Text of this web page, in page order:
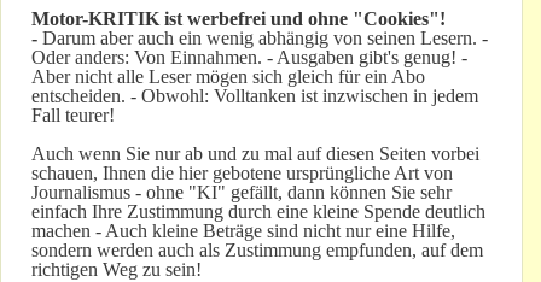
Motor-KRITIK ist werbefrei und ohne "Cookies"!
- Darum aber auch ein wenig abhängig von seinen Lesern. -
Oder anders: Von Einnahmen. - Ausgaben gibt's genug! -
Aber nicht alle Leser mögen sich gleich für ein Abo
entscheiden. - Obwohl: Volltanken ist inzwischen in jedem
Fall teurer!
Auch wenn Sie nur ab und zu mal auf diesen Seiten vorbei
schauen, Ihnen die hier gebotene ursprüngliche Art von
Journalismus - ohne "KI" gefällt, dann können Sie sehr
einfach Ihre Zustimmung durch eine kleine Spende deutlich
machen - Auch kleine Beträge sind nicht nur eine Hilfe,
sondern werden auch als Zustimmung empfunden, auf dem
richtigen Weg zu sein!